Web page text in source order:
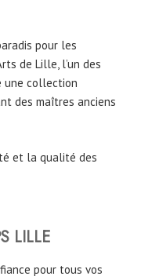
pour les
de Lille, l’un des
une collection
des maîtres anciens
et la qualité des
LILLE
pour tous vos